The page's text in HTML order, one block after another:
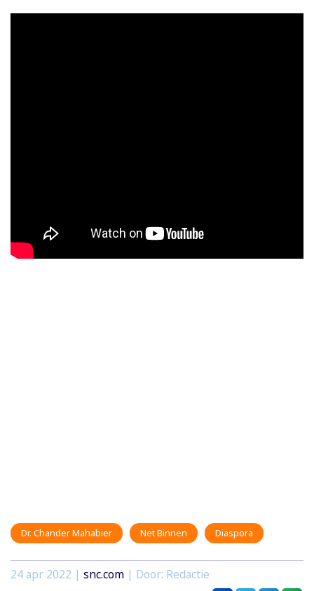
Dr. Chander Mahabier Net Binnen Diaspora
24 apr 2022 | snc.com | Door: Redactie